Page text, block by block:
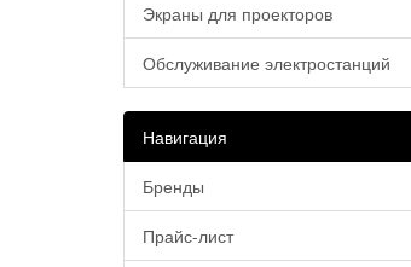
Экраны для проекторов
Обслуживание электростанций
Навигация
Бренды
Прайс-лист